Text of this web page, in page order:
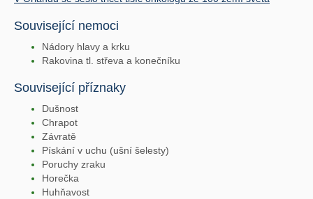
Související nemoci
Nádory hlavy a krku
Rakovina tl. střeva a konečníku
Související příznaky
Dušnost
Chrapot
Závratě
Pískání v uchu (ušní šelesty)
Poruchy zraku
Horečka
Huhňavost